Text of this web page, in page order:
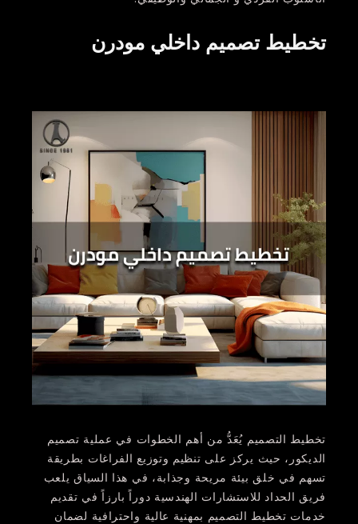
تخطيط تصميم داخلي مودرن
تخطيط التصميم يُعَدُّ من أهم الخطوات في عملية تصميم
الديكور، حيث يركز على تنظيم وتوزيع الفراغات بطريقة
تسهم في خلق بيئة مريحة وجذابة، في هذا السياق يلعب
فريق الحداد للاستشارات الهندسية دوراً بارزاً في تقديم
خدمات تخطيط التصميم بمهنية عالية واحترافية لضمان